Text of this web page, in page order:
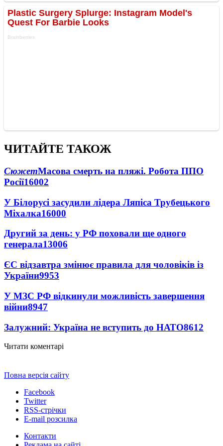
ЧИТАЙТЕ ТАКОЖ
СюжетМасова смерть на пляжі. Робота ППО
Росії16002
У Білорусі засудили лідера Ляпіса Трубецького
Міхалка16000
Другий за день: у РФ поховали ще одного
генерала13006
ЄС відзавтра змінює правила для чоловіків із
України9953
У МЗС РФ відкинули можливість завершення
війни8947
Залужний: Україна не вступить до НАТО8612
Читати коментарі
Повна версія сайту
Facebook
Twitter
RSS-стрічки
E-mail розсилка
Контакти